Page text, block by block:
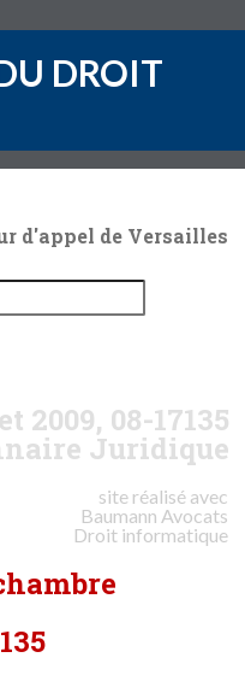
DROIT
d'appel de Versailles
2009, 08-17135
Juridique
site réalisé avec
Baumann Avocats
Droit informatique